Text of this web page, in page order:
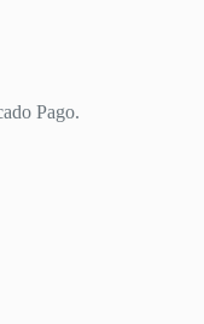
Pago.